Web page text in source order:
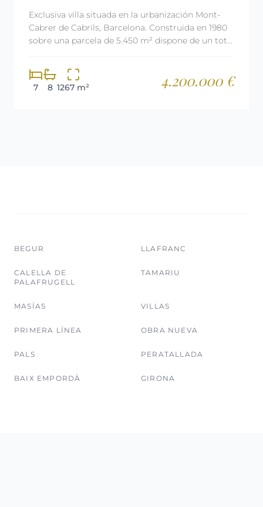
Exclusiva villa situada en la urbanización Mont-
Cabrer de Cabrils, Barcelona. Construida en 1980
sobre una parcela de 5.450 m² dispone de un total
7 8 1267 m² 4.200.000 €
BEGUR LLAFRANC
CALELLA DE
PALAFRUGELL
TAMARIU
MASÍAS VILLAS
PRIMERA LÍNEA OBRA NUEVA
PALS PERATALLADA
BAIX EMPORDÀ GIRONA